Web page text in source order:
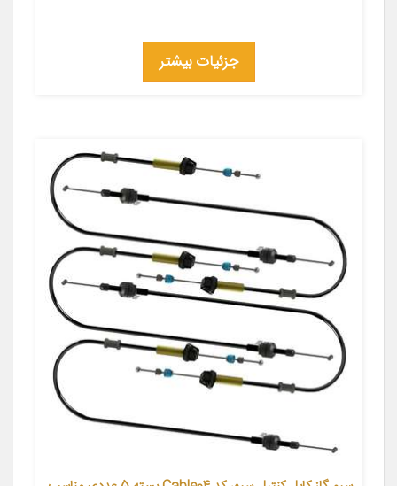
جزئیات بیشتر